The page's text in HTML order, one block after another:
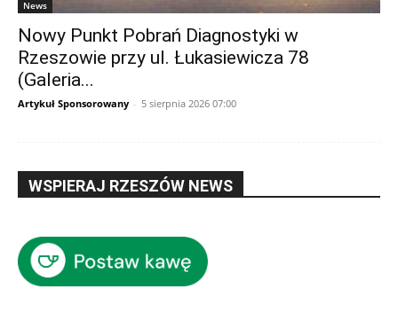
News
Nowy Punkt Pobrań Diagnostyki w
Rzeszowie przy ul. Łukasiewicza 78
(Galeria...
Artykuł Sponsorowany - 5 sierpnia 2026 07:00
WSPIERAJ RZESZÓW NEWS